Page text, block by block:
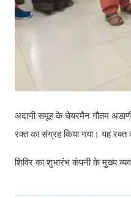
अदाणी समूह के चेयरमैन गौतम
रक्त का संग्रह किया गया। यह रक्त
शिविर का शुभारंभ कंपनी के मुख्य